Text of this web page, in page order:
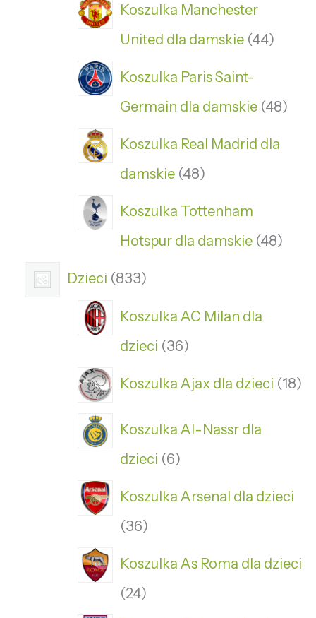
Koszulka Manchester
United dla damskie 44
Koszulka Paris Saint-
Germain dla damskie 48
Koszulka Real Madrid dla
damskie 48
Koszulka Tottenham
Hotspur dla damskie 48
Dzieci 833
Koszulka AC Milan dla
dzieci 36
Koszulka Ajax dla dzieci 18
Koszulka Al-Nassr dla
dzieci 6
Koszulka Arsenal dla dzieci
36
Koszulka As Roma dla dzieci
24